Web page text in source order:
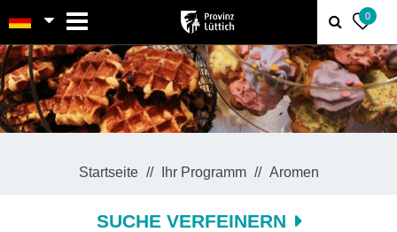
0
Startseite Ihr Programm Aromen
SUCHE VERFEINERN